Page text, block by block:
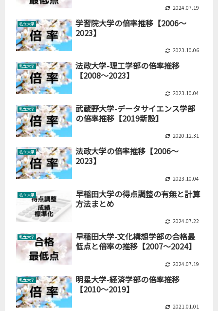
2024.07.19
私立大学
学習院大学の倍率推移【2006～
2023】
2023.10.06
私立大学
法政大学-理工学部の倍率推移
【2008～2023】
2023.10.04
私立大学
武蔵野大学-データサイエンス学部
の倍率推移【2019新設】
2020.12.31
私立大学
法政大学の倍率推移【2006～
2023】
2023.10.04
私立大学
早稲田大学の得点調整の有無と計算
方法まとめ
2024.07.22
私立大学
早稲田大学-文化構想学部の合格最
低点と倍率の推移【2007～2024】
2024.07.19
私立大学
明星大学-経済学部の倍率推移
【2010～2019】
2021.01.01